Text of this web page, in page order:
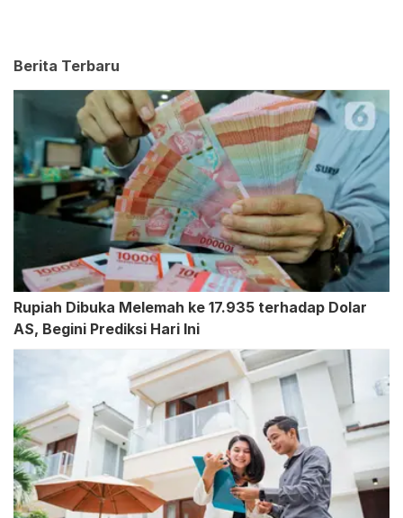
Berita Terbaru
Rupiah Dibuka Melemah ke 17.935 terhadap Dolar
AS, Begini Prediksi Hari Ini